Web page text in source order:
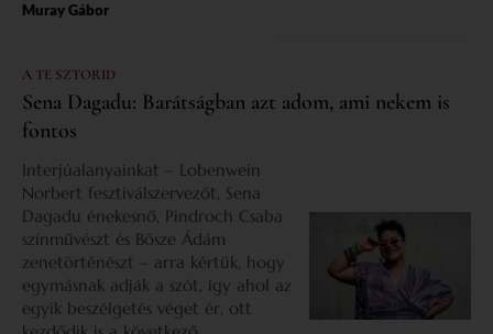
Muray Gábor
A TE SZTORID
Sena Dagadu: Barátságban azt adom, ami nekem is
fontos
Interjúalanyainkat – Lobenwein
Norbert fesztiválszervezőt, Sena
Dagadu énekesnő, Pindroch Csaba
színművészt és Bősze Ádám
zenetörténészt – arra kértük, hogy
egymásnak adják a szót, így ahol az
egyik beszélgetés véget ér, ott